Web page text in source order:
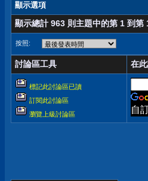
顯示選項
顯示總計 963 則主題中的第 1 到第
按照:
討論區工具 在
標記此討論區已讀
訂閱此討論區
瀏覽上級討論區
自